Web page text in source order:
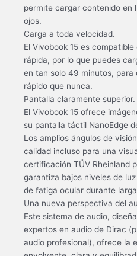
permite cargar contenido en
ojos.
Carga a toda velocidad.
El Vivobook 15 es
rápida, por lo que puedes
en tan solo 49 minutos, para
rápido que nunca.
Pantalla claramente superior.
El Vivobook 15 ofrece
su pantalla táctil NanoEdge
Los amplios ángulos de
calidad incluso para una
certificación TÜV Rheinland
garantiza bajos niveles de
de fatiga ocular durante
Una nueva perspectiva del
Este sistema de audio,
expertos en audio de Dirac
audio profesional), ofrece la